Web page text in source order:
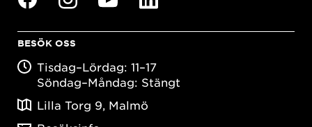
BESÖK OSS
Tisdag–Lördag: 11–17
Söndag–Måndag: Stängt
Lilla Torg 9, Malmö